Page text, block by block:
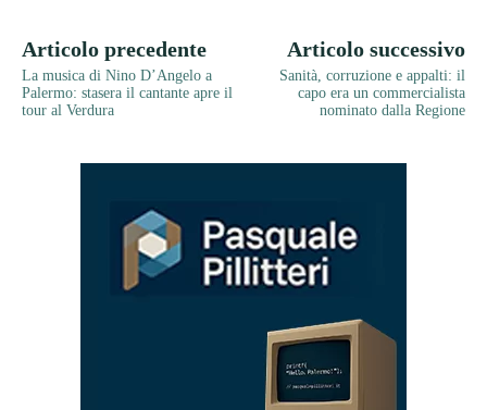
Articolo precedente
La musica di Nino D’Angelo a
Palermo: stasera il cantante apre il
tour al Verdura
Articolo successivo
Sanità, corruzione e appalti: il
capo era un commercialista
nominato dalla Regione